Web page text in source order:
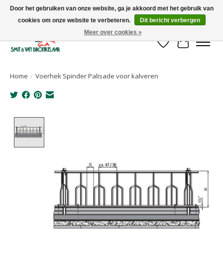
Uw leverancier voor stalinrichtingen en het opruwen van betonvloeren!
Verlanglijst
Home / Voerhek Spinder Palisade voor kalveren
Door het gebruiken van onze website, ga je akkoord met het gebruik van
cookies om onze website te verbeteren.
Dit bericht verbergen
Meer over cookies »